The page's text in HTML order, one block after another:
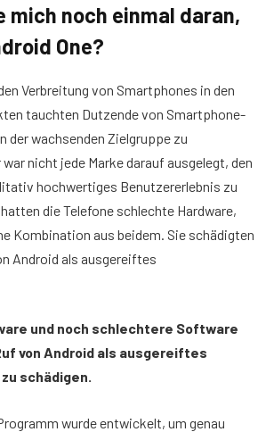
mich noch einmal daran,
One?
Verbreitung von Smartphones in den
tauchten Dutzende von Smartphone-
der wachsenden Zielgruppe zu
nicht jede Marke darauf ausgelegt, den
hochwertiges Benutzererlebnis zu
die Telefone schlechte Hardware,
Kombination aus beidem. Sie schädigten
Android als ausgereiftes
und noch schlechtere Software
von Android als ausgereiftes
schädigen.
wurde entwickelt, um genau